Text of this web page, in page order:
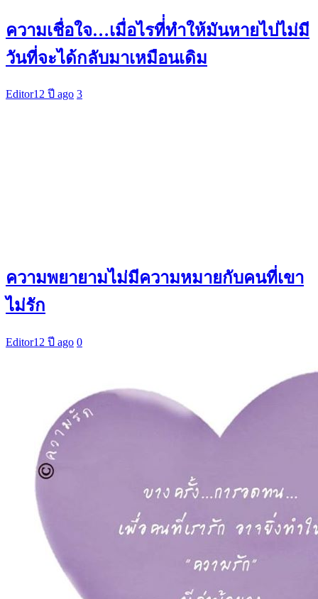
ความเชื่อใจ…เมื่อไรที่่ทำให้มันหายไปไม่มี
วันที่จะได้กลับมาเหมือนเดิม
Editor12 ปี ago 3
ความพยายามไม่มีความหมายกับคนที่เขา
ไม่รัก
Editor12 ปี ago 0